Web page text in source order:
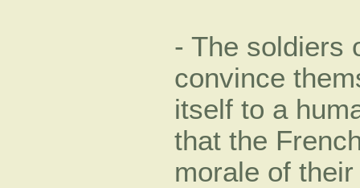
- The soldiers
convince
itself to a
that the
morale of